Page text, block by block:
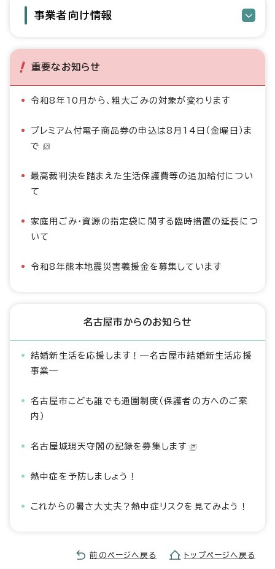
事業者向け情報
重要なお知らせ
令和8年10月から、粗大ごみの対象が変わります
プレミアム付電子商品券の申込は8月14日（金曜日）ま
で
最高裁判決を踏まえた生活保護費等の追加給付につい
て
家庭用ごみ・資源の指定袋に関する臨時措置の延長につ
いて
令和8年熊本地震災害義援金を募集しています
名古屋市からのお知らせ
結婚新生活を応援します！―名古屋市結婚新生活応援
事業―
名古屋市こども誰でも通園制度（保護者の方へのご案
内）
名古屋城現天守閣の記録を募集します
熱中症を予防しましょう！
これからの暑さ大丈夫？熱中症リスクを見てみよう！
前のページへ戻る トップページへ戻る